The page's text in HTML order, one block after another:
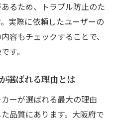
アフター対応の選び方
納得の仕上がりを得る方
るため、トラブル防止のた
実際に依頼したユーザーの
容もチェックすることで、
す。
選ばれる理由とは
ーが選ばれる最大の理由
品質にあります。大阪府で